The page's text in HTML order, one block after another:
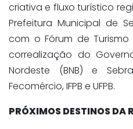
criativa e fluxo turístico
Prefeitura Municipal de
com o Fórum de
correalização do
Nordeste (BNB) e
Fecomércio, IFPB e UFPB.
PRÓXIMOS DESTINOS DA